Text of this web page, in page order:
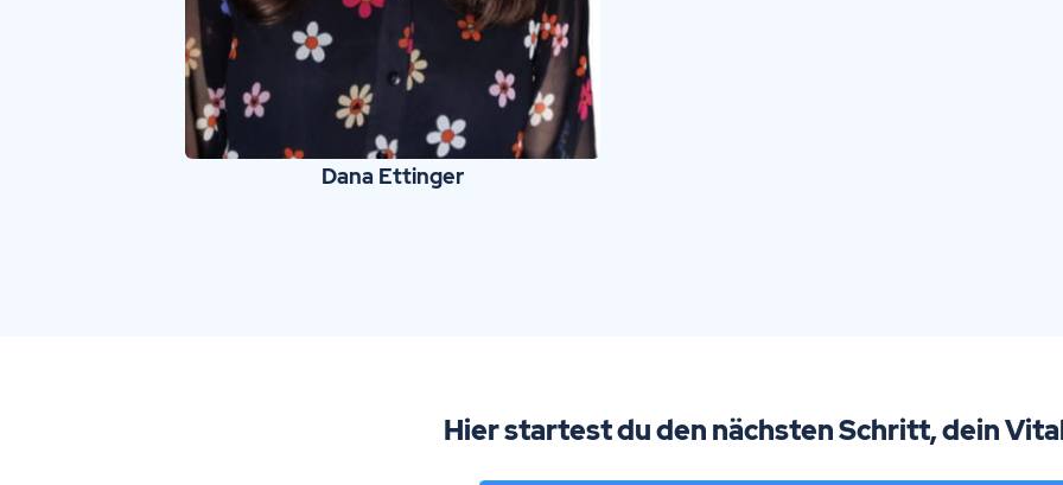
Dana Ettinger
Hier startest du den nächsten Schritt, dein